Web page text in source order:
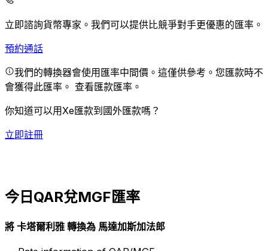
立即諮詢貨幣專家。 我們可以提供比競爭對手更優惠的匯率。
預約通話
我們的轉換器會使用匯率中間價。這僅供參考。您匯款時不
會獲得此匯率。 查看匯款匯率。
你知道可以用Xe匯款到國外匯款嗎？
立即註冊
今日QAR兌MGF匯率
將 卡塔爾利雅 轉換為 馬達加斯加法郎